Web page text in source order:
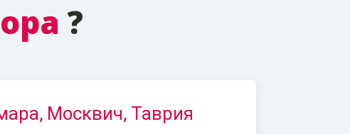
?
Москвич, Таврия